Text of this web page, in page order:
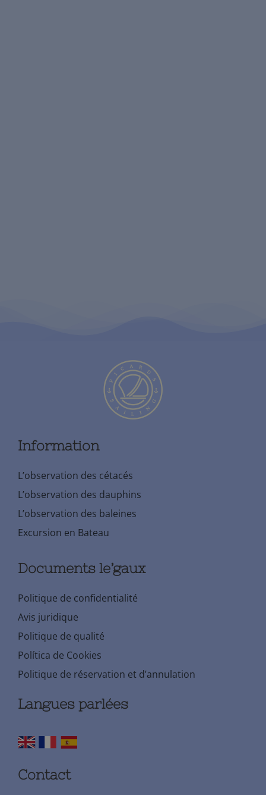
Information
L’observation des cétacés
L’observation des dauphins
L’observation des baleines
Excursion en Bateau
Documents le’gaux
Politique de confidentialité
Avis juridique
Politique de qualité
Política de Cookies
Politique de réservation et d’annulation
Langues parlées
Contact